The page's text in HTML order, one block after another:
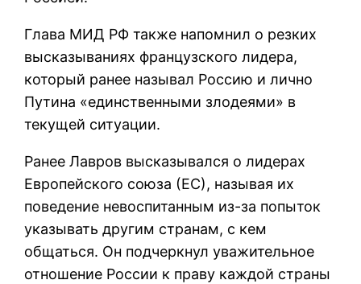
Глава МИД РФ также напомнил о резких
высказываниях французского лидера,
который ранее называл Россию и лично
Путина «единственными злодеями» в
текущей ситуации.
Ранее Лавров высказывался о лидерах
Европейского союза (ЕС), называя их
поведение невоспитанным из-за попыток
указывать другим странам, с кем
общаться. Он подчеркнул уважительное
отношение России к праву каждой страны